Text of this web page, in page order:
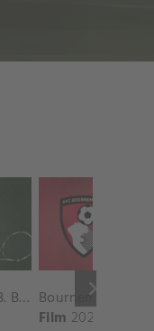
keyboard_arrow_right
V. Kudermetova vs. B. Bencic Match Highlights - CINCINNATI_Champions Court ( August 10, 2025)
Film 2025